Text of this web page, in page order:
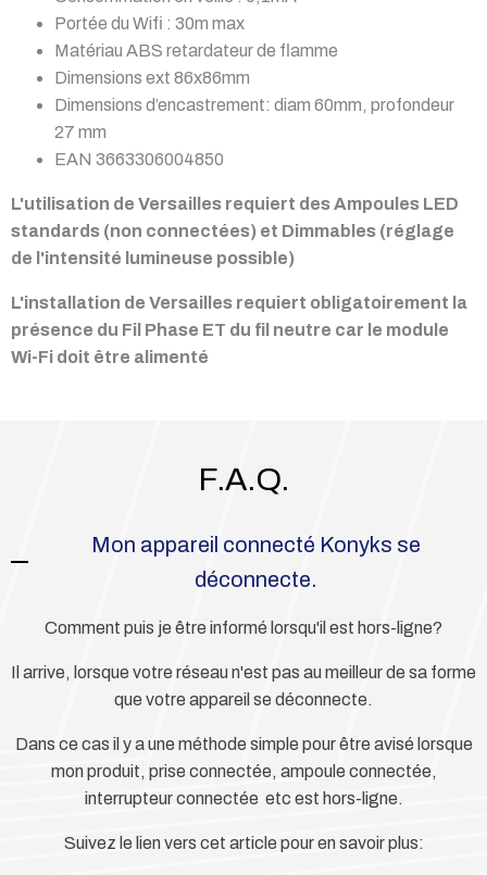
Portée du Wifi : 30m max
Matériau ABS retardateur de flamme
Dimensions ext 86x86mm
Dimensions d’encastrement: diam 60mm, profondeur
27 mm
EAN 3663306004850
L'utilisation de Versailles requiert des Ampoules LED
standards (non connectées) et Dimmables (réglage
de l'intensité lumineuse possible)
L'installation de Versailles requiert obligatoirement la
présence du Fil Phase ET du fil neutre car le module
Wi-Fi doit être alimenté
F.A.Q.
Mon appareil connecté Konyks se
déconnecte.
Comment puis je être informé lorsqu'il est hors-ligne?
Il arrive, lorsque votre réseau n'est pas au meilleur de sa forme
que votre appareil se déconnecte.
Dans ce cas il y a une méthode simple pour être avisé lorsque
mon produit, prise connectée, ampoule connectée,
interrupteur connectée etc est hors-ligne.
Suivez le lien vers cet article pour en savoir plus: